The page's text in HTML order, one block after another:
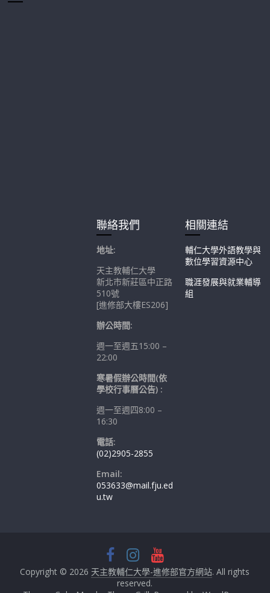
聯絡我們
地址:
天主教輔仁大學
新北市新莊區中正路
510號
[進修部大樓ES206]
辦公時間:
週一至週五15:00 –
22:00
寒暑假辦公時間(依
學校行事曆公告) :
週一至週四8:00 –
16:30
電話:
(02)2905-2855
Email:
053633@mail.fju.ed
u.tw
相關連結
輔仁大學外語教學與
數位學習資源中心
職涯發展與就業輔導
組
Copyright © 2026 天主教輔仁大學-進修部官方網站. All rights
reserved.